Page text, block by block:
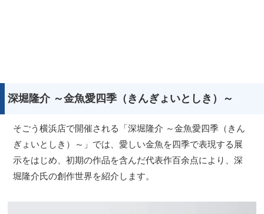
深堀隆介 ～金魚愛四季（きんぎょいとしき）～
そごう横浜店で開催される「深堀隆介 ～金魚愛四季（きん
ぎょいとしき）～」では、愛しい金魚を四季で表現する展
示をはじめ、初期の作品を含んだ代表作百余点により、深
堀隆介氏の創作世界を紹介します。